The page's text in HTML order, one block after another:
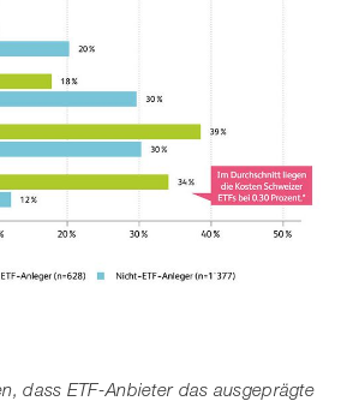
dass ETF-Anbieter das ausgeprägte